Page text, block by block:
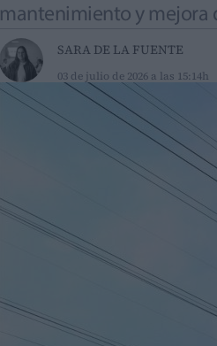
mantenimiento y mejora
SARA DE LA FUENTE
03 de julio de 2026 a las 15:14h